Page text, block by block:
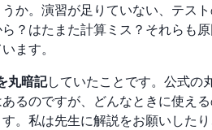
か。演習が足りていない、テス
？はたまた計算ミス？それらも
ます。
丸暗記していたことです。公式の
るのですが、どんなときに使え
。私は先生に解説をお願いした